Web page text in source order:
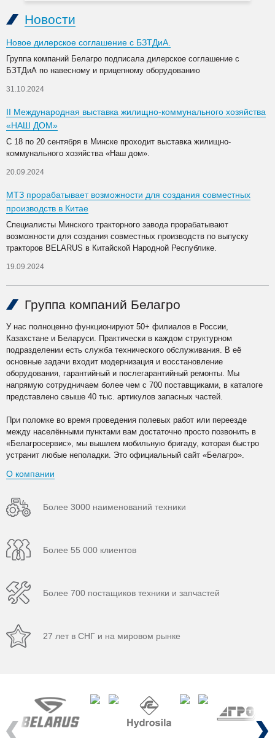
Новости
Новое дилерское соглашение с БЗТДиА.
Группа компаний Белагро подписала дилерское соглашение с
БЗТДиА по навесному и прицепному оборудованию
31.10.2024
II Международная выставка жилищно-коммунального хозяйства
«НАШ ДОМ»
С 18 по 20 сентября в Минске проходит выставка жилищно-
коммунального хозяйства «Наш дом».
20.09.2024
МТЗ прорабатывает возможности для создания совместных
производств в Китае
Специалисты Минского тракторного завода прорабатывают
возможности для создания совместных производств по выпуску
тракторов BELARUS в Китайской Народной Республике.
19.09.2024
Группа компаний Белагро
У нас полноценно функционируют 50+ филиалов в России,
Казахстане и Беларуси. Практически в каждом структурном
подразделении есть служба технического обслуживания. В её
основные задачи входит модернизация и восстановление
оборудования, гарантийный и послегарантийный ремонты. Мы
напрямую сотрудничаем более чем с 700 поставщиками, в каталоге
представлено свыше 40 тыс. артикулов запасных частей.
При поломке во время проведения полевых работ или переезде
между населёнными пунктами вам достаточно просто позвонить в
«Белагросервис», мы вышлем мобильную бригаду, которая быстро
устранит любые неполадки. Это официальный сайт «Белагро».
О компании
Более 3000 наименований техники
Более 55 000 клиентов
Более 700 постащиков техники и запчастей
27 лет в СНГ и на мировом рынке
Previous Next